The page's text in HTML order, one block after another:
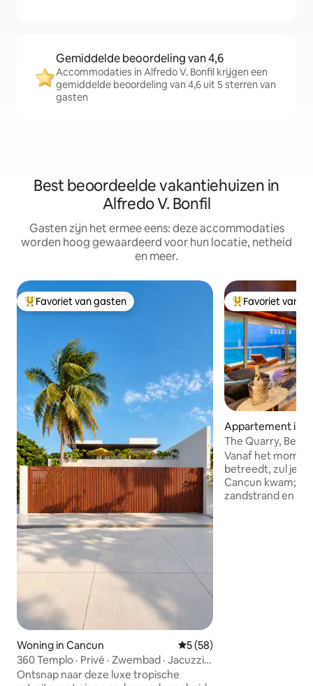
Gemiddelde beoordeling van 4,6
Accommodaties in Alfredo V. Bonfil krijgen een
gemiddelde beoordeling van 4,6 uit 5 sterren van
gasten
Best beoordeelde vakantiehuizen in
Alfredo V. Bonfil
Gasten zijn het ermee eens: deze accommodaties
worden hoog gewaardeerd voor hun locatie, netheid
en meer.
Topfavoriet van gasten
Favoriet van gasten
Woning in Cancun Gemiddelde beoordeling
5 (58)
360 Templo · Privé · Zwembad · Jacuzzi ·
Bioscoop
Ontsnap naar deze luxe tropische
Topfavoriet van
Favoriet van
Appartement in
era
The Quarry,
150m to clubs
Vanaf het
betreedt, zul je
Cancun kwam;
zandstrand en